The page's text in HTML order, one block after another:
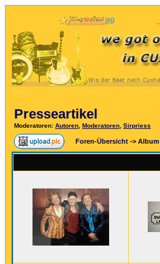
Presseartikel
Moderatoren: Autoren Moderatoren Sirpriess
Foren-Übersicht -> Album